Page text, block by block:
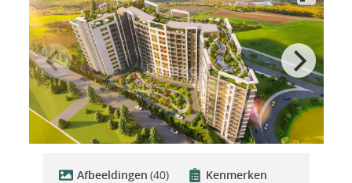
Afbeeldingen (40)
Kenmerken